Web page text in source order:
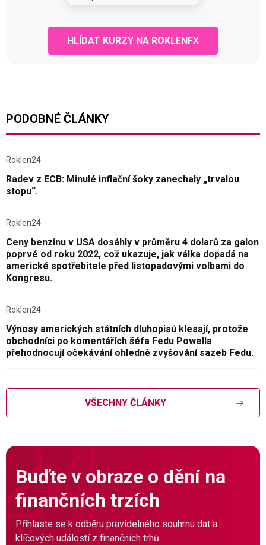
HLÍDAT KURZY NA ROKLENFX
PODOBNÉ ČLÁNKY
Roklen24
Radev z ECB: Minulé inflační šoky zanechaly „trvalou
stopu“.
Roklen24
Ceny benzinu v USA dosáhly v průměru 4 dolarů za galon
poprvé od roku 2022, což ukazuje, jak válka dopadá na
americké spotřebitele před listopadovými volbami do
Kongresu.
Roklen24
Výnosy amerických státních dluhopisů klesají, protože
obchodníci po komentářích šéfa Fedu Powella
přehodnocují očekávání ohledně zvyšování sazeb Fedu.
VŠECHNY ČLÁNKY
Buďte v obraze o dění na
finančních trzích
Přihlaste se k odběru pravidelného souhrnu dat a
klíčových událostí z finančních trhů.